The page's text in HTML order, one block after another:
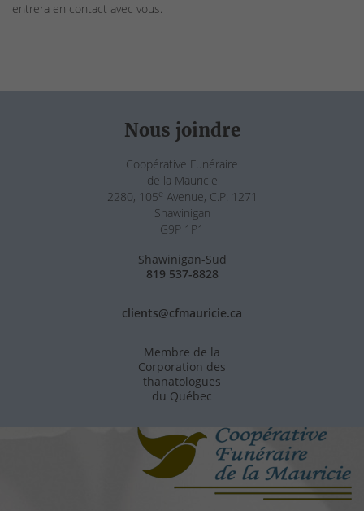
entrera en contact avec vous.
Nous joindre
Coopérative Funéraire
de la Mauricie
2280, 105e Avenue, C.P. 1271
Shawinigan
G9P 1P1
Shawinigan-Sud
819 537-8828
clients@cfmauricie.ca
Membre de la
Corporation des
thanatologues
du Québec